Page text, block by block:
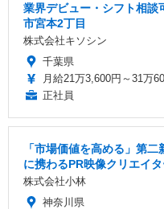
業界デビュー・シフト相談
市宮本2丁目
株式会社キソシン
千葉県
月給21万3,600円～31万
正社員
「市場価値を高める」第
に携わるPR映像クリエイ
株式会社小林
神奈川県